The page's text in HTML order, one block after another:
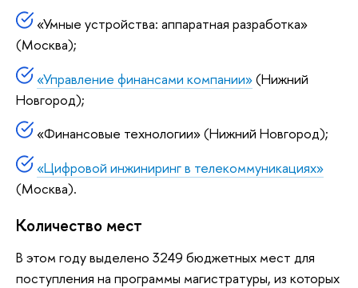
«Умные устройства: аппаратная разработка»
(Москва);
«Управление финансами компании»(Нижний
Новгород);
«Финансовые технологии» (Нижний Новгород);
«Цифровой инжиниринг в телекоммуникациях»
(Москва).
Количество мест
В этом году выделено 3249 бюджетных мест для
поступления на программы магистратуры, из которых